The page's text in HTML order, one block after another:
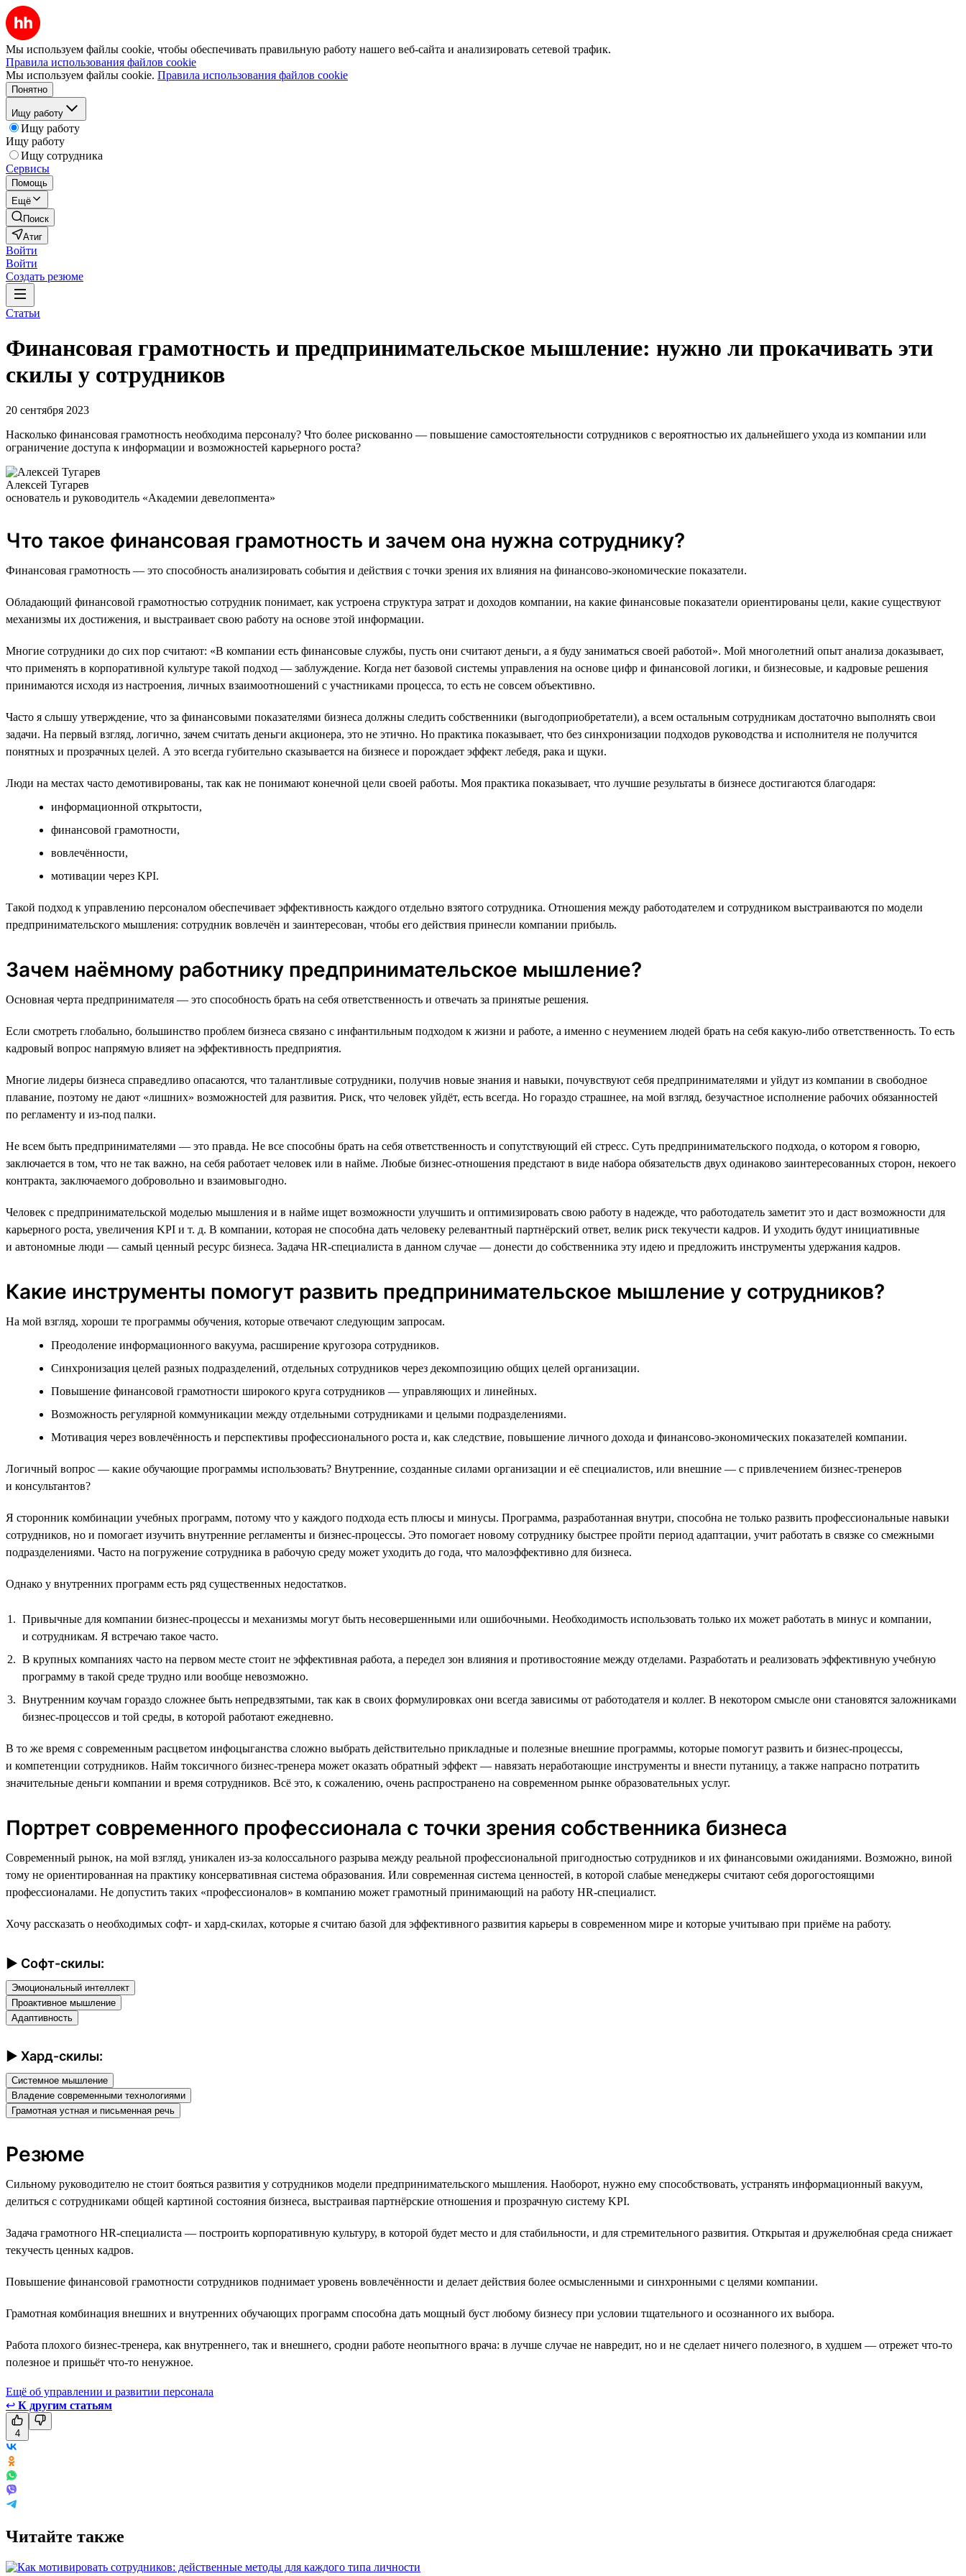
Мы используем файлы cookie, чтобы обеспечивать правильную работу нашего веб-сайта и анализировать сетевой трафик.
Правила использования файлов cookie
Мы используем файлы cookie. Правила использования файлов cookie
Понятно
Ищу работу
Ищу работу
Ищу работу
Ищу сотрудника
Сервисы
Помощь
Ещё
Поиск
Атиг
Войти
Войти
Создать резюме
Статьи
Финансовая грамотность и предпринимательское мышление: нужно ли прокачивать эти
скилы у сотрудников
20 сентября 2023
Насколько финансовая грамотность необходима персоналу? Что более рискованно — повышение самостоятельности сотрудников с вероятностью их дальнейшего ухода из компании или
ограничение доступа к информации и возможностей карьерного роста?
Алексей Тугарев
основатель и руководитель «Академии девелопмента»
Что такое финансовая грамотность и зачем она нужна сотруднику?
Финансовая грамотность — это способность анализировать события и действия с точки зрения их влияния на финансово-экономические показатели.
Обладающий финансовой грамотностью сотрудник понимает, как устроена структура затрат и доходов компании, на какие финансовые показатели ориентированы цели, какие существуют
механизмы их достижения, и выстраивает свою работу на основе этой информации.
Многие сотрудники до сих пор считают: «В компании есть финансовые службы, пусть они считают деньги, а я буду заниматься своей работой». Мой многолетний опыт анализа доказывает,
что применять в корпоративной культуре такой подход — заблуждение. Когда нет базовой системы управления на основе цифр и финансовой логики, и бизнесовые, и кадровые решения
принимаются исходя из настроения, личных взаимоотношений с участниками процесса, то есть не совсем объективно.
Часто я слышу утверждение, что за финансовыми показателями бизнеса должны следить собственники (выгодоприобретатели), а всем остальным сотрудникам достаточно выполнять свои
задачи. На первый взгляд, логично, зачем считать деньги акционера, это не этично. Но практика показывает, что без синхронизации подходов руководства и исполнителя не получится
понятных и прозрачных целей. А это всегда губительно сказывается на бизнесе и порождает эффект лебедя, рака и щуки.
Люди на местах часто демотивированы, так как не понимают конечной цели своей работы. Моя практика показывает, что лучшие результаты в бизнесе достигаются благодаря:
информационной открытости,
финансовой грамотности,
вовлечённости,
мотивации через KPI.
Такой подход к управлению персоналом обеспечивает эффективность каждого отдельно взятого сотрудника. Отношения между работодателем и сотрудником выстраиваются по модели
предпринимательского мышления: сотрудник вовлечён и заинтересован, чтобы его действия принесли компании прибыль.
Зачем наёмному работнику предпринимательское мышление?
Основная черта предпринимателя — это способность брать на себя ответственность и отвечать за принятые решения.
Если смотреть глобально, большинство проблем бизнеса связано с инфантильным подходом к жизни и работе, а именно с неумением людей брать на себя какую-либо ответственность. То есть
кадровый вопрос напрямую влияет на эффективность предприятия.
Многие лидеры бизнеса справедливо опасаются, что талантливые сотрудники, получив новые знания и навыки, почувствуют себя предпринимателями и уйдут из компании в свободное
плавание, поэтому не дают «лишних» возможностей для развития. Риск, что человек уйдёт, есть всегда. Но гораздо страшнее, на мой взгляд, безучастное исполнение рабочих обязанностей
по регламенту и из-под палки.
Не всем быть предпринимателями — это правда. Не все способны брать на себя ответственность и сопутствующий ей стресс. Суть предпринимательского подхода, о котором я говорю,
заключается в том, что не так важно, на себя работает человек или в найме. Любые бизнес-отношения предстают в виде набора обязательств двух одинаково заинтересованных сторон, некоего
контракта, заключаемого добровольно и взаимовыгодно.
Человек с предпринимательской моделью мышления и в найме ищет возможности улучшить и оптимизировать свою работу в надежде, что работодатель заметит это и даст возможности для
карьерного роста, увеличения KPI и т. д. В компании, которая не способна дать человеку релевантный партнёрский ответ, велик риск текучести кадров. И уходить будут инициативные
и автономные люди — самый ценный ресурс бизнеса. Задача HR-специалиста в данном случае — донести до собственника эту идею и предложить инструменты удержания кадров.
Какие инструменты помогут развить предпринимательское мышление у сотрудников?
На мой взгляд, хороши те программы обучения, которые отвечают следующим запросам.
Преодоление информационного вакуума, расширение кругозора сотрудников.
Синхронизация целей разных подразделений, отдельных сотрудников через декомпозицию общих целей организации.
Повышение финансовой грамотности широкого круга сотрудников — управляющих и линейных.
Возможность регулярной коммуникации между отдельными сотрудниками и целыми подразделениями.
Мотивация через вовлечённость и перспективы профессионального роста и, как следствие, повышение личного дохода и финансово-экономических показателей компании.
Логичный вопрос — какие обучающие программы использовать? Внутренние, созданные силами организации и её специалистов, или внешние — с привлечением бизнес-тренеров
и консультантов?
Я сторонник комбинации учебных программ, потому что у каждого подхода есть плюсы и минусы. Программа, разработанная внутри, способна не только развить профессиональные навыки
сотрудников, но и помогает изучить внутренние регламенты и бизнес-процессы. Это помогает новому сотруднику быстрее пройти период адаптации, учит работать в связке со смежными
подразделениями. Часто на погружение сотрудника в рабочую среду может уходить до года, что малоэффективно для бизнеса.
Однако у внутренних программ есть ряд существенных недостатков.
Привычные для компании бизнес-процессы и механизмы могут быть несовершенными или ошибочными. Необходимость использовать только их может работать в минус и компании,
и сотрудникам. Я встречаю такое часто.
В крупных компаниях часто на первом месте стоит не эффективная работа, а передел зон влияния и противостояние между отделами. Разработать и реализовать эффективную учебную
программу в такой среде трудно или вообще невозможно.
Внутренним коучам гораздо сложнее быть непредвзятыми, так как в своих формулировках они всегда зависимы от работодателя и коллег. В некотором смысле они становятся заложниками
бизнес-процессов и той среды, в которой работают ежедневно.
В то же время с современным расцветом инфоцыганства сложно выбрать действительно прикладные и полезные внешние программы, которые помогут развить и бизнес-процессы,
и компетенции сотрудников. Найм токсичного бизнес-тренера может оказать обратный эффект — навязать неработающие инструменты и внести путаницу, а также напрасно потратить
значительные деньги компании и время сотрудников. Всё это, к сожалению, очень распространено на современном рынке образовательных услуг.
Портрет современного профессионала с точки зрения собственника бизнеса
Современный рынок, на мой взгляд, уникален из-за колоссального разрыва между реальной профессиональной пригодностью сотрудников и их финансовыми ожиданиями. Возможно, виной
тому не ориентированная на практику консервативная система образования. Или современная система ценностей, в которой слабые менеджеры считают себя дорогостоящими
профессионалами. Не допустить таких «профессионалов» в компанию может грамотный принимающий на работу HR-специалист.
Хочу рассказать о необходимых софт- и хард-скилах, которые я считаю базой для эффективного развития карьеры в современном мире и которые учитываю при приёме на работу.
► Софт-скилы:
Эмоциональный интеллект
Проактивное мышление
Адаптивность
► Хард-скилы:
Системное мышление
Владение современными технологиями
Грамотная устная и письменная речь
Резюме
Сильному руководителю не стоит бояться развития у сотрудников модели предпринимательского мышления. Наоборот, нужно ему способствовать, устранять информационный вакуум,
делиться с сотрудниками общей картиной состояния бизнеса, выстраивая партнёрские отношения и прозрачную систему KPI.
Задача грамотного HR-специалиста — построить корпоративную культуру, в которой будет место и для стабильности, и для стремительного развития. Открытая и дружелюбная среда снижает
текучесть ценных кадров.
Повышение финансовой грамотности сотрудников поднимает уровень вовлечённости и делает действия более осмысленными и синхронными с целями компании.
Грамотная комбинация внешних и внутренних обучающих программ способна дать мощный буст любому бизнесу при условии тщательного и осознанного их выбора.
Работа плохого бизнес-тренера, как внутреннего, так и внешнего, сродни работе неопытного врача: в лучше случае не навредит, но и не сделает ничего полезного, в худшем — отрежет что-то
полезное и пришьёт что-то ненужное.
Ещё об управлении и развитии персонала
↩ К другим статьям
4
Читайте также